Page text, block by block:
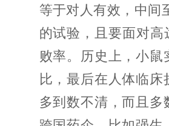
等于对人有效，中间
的试验，且要面对高
败率。历史上，小鼠
比，最后在人体临床
多到数不清，而且多